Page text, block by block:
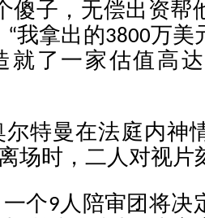
傻子，无偿出资帮
“我拿出的3800万
就了一家估值高
尔特曼在法庭内神
场时，二人对视片
个9人陪审团将决